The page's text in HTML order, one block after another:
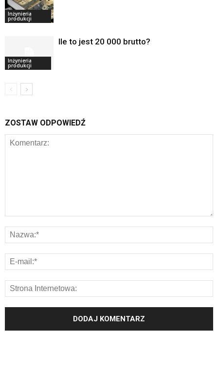
Inżynieria
produkcji
Inżynieria
produkcji
Ile to jest 20 000 brutto?
ZOSTAW ODPOWIEDŹ